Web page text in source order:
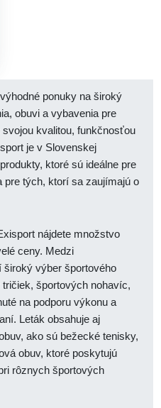
ponuky na široký
obuvi a vybavenia pre
kvalitou, funkčnosťou
je v Slovenskej
ktoré sú ideálne pre
tých, ktorí sa zaujímajú o
nájdete množstvo
ceny. Medzi
široký výber športového
športových nohavíc,
na podporu výkonu a
Leták obsahuje aj
ako sú bežecké tenisky,
obuv, ktoré poskytujú
rôznych športových